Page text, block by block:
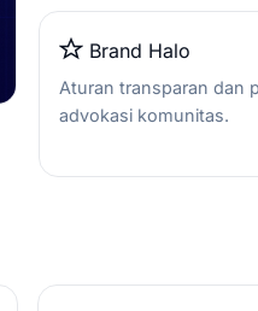
Brand Halo
Aturan transparan dan
advokasi komunitas.